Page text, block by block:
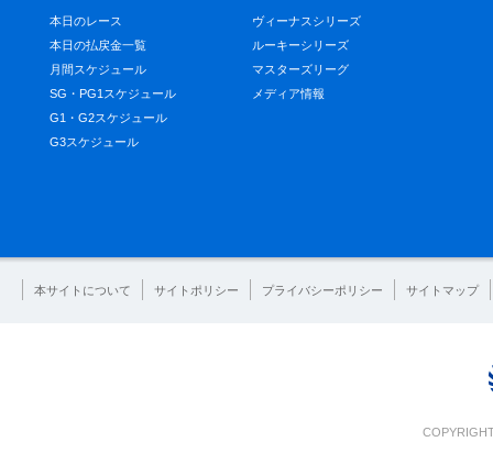
本日のレース
本日の払戻金一覧
月間スケジュール
SG・PG1スケジュール
G1・G2スケジュール
G3スケジュール
ヴィーナスシリーズ
ルーキーシリーズ
マスターズリーグ
メディア情報
本サイトについて サイトポリシー プライバシーポリシー サイトマップ